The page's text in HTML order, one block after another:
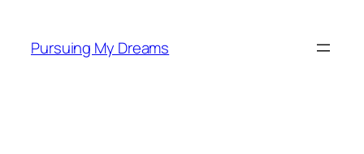
content
Pursuing My Dreams